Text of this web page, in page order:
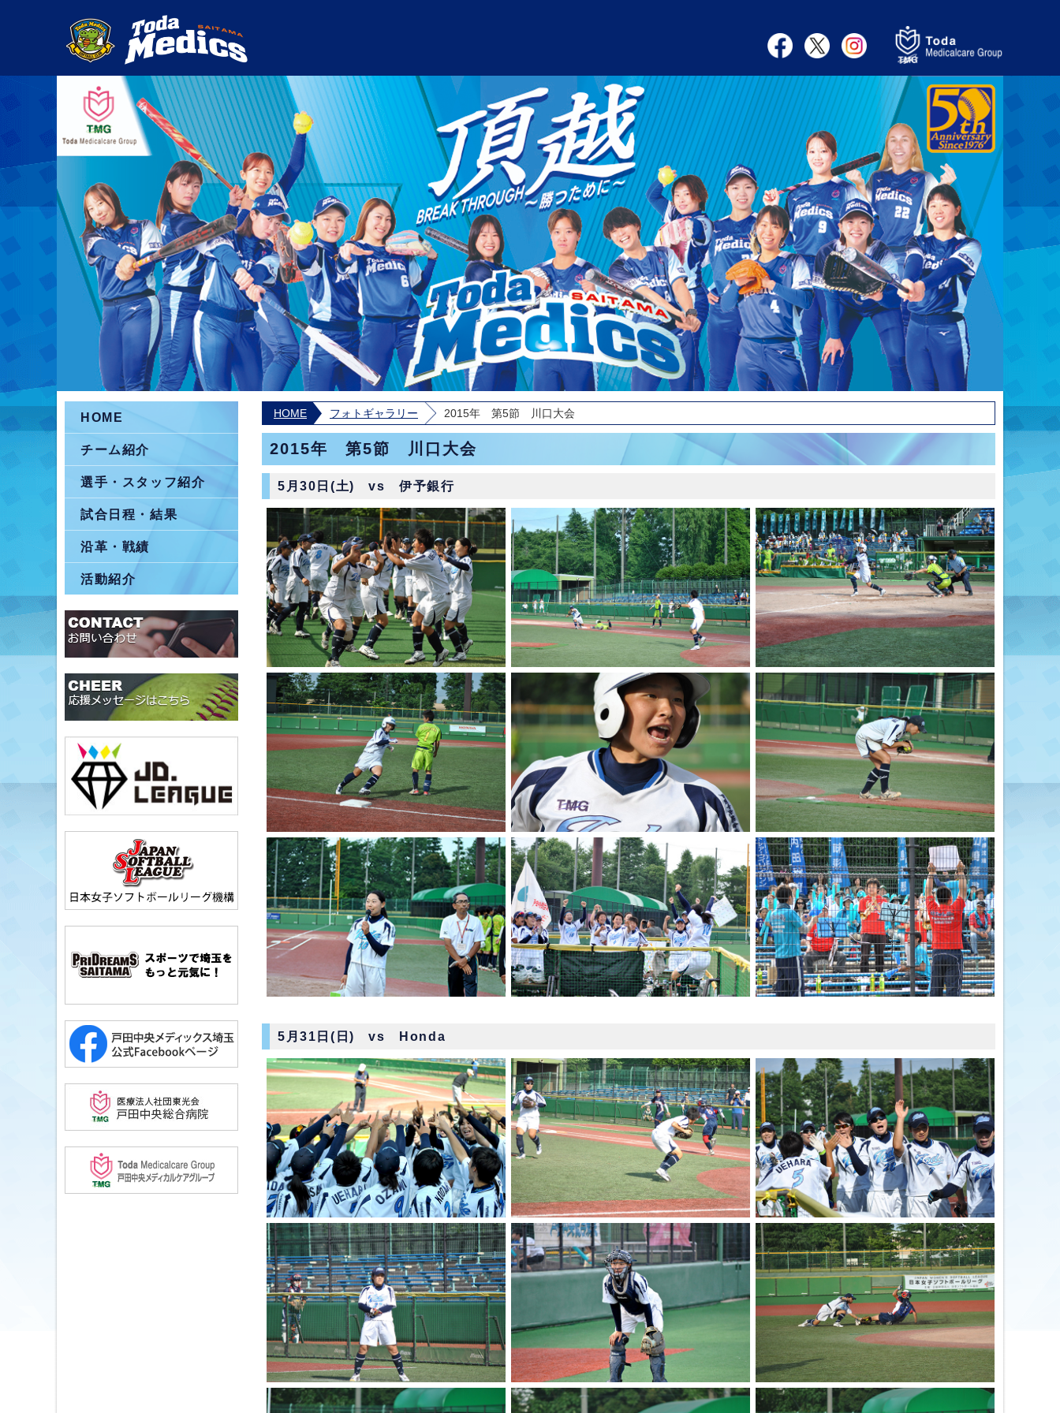
HOME フォトギャラリー 2015年 第5節 川口大会
2015年 第5節 川口大会
5月30日(土) vs 伊予銀行
5月31日(日) vs Honda
HOME
チーム紹介
選手・スタッフ紹介
試合日程・結果
沿革・戦績
活動紹介